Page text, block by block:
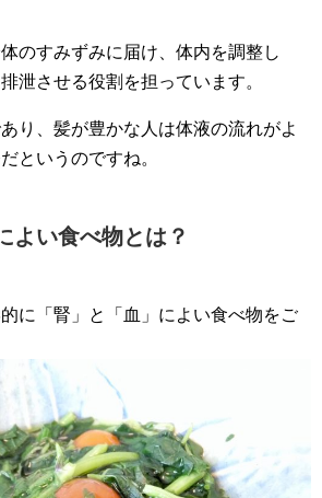
のすみずみに届け、体内を調整し
泄させる役割を担っています。
り、髪が豊かな人は体液の流れがよ
というのですね。
よい食べ物とは？
に「腎」と「血」によい食べ物をご